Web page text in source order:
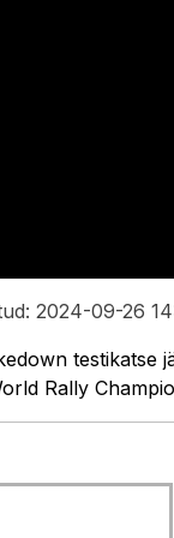
2024-09-26
testikatse
Rally